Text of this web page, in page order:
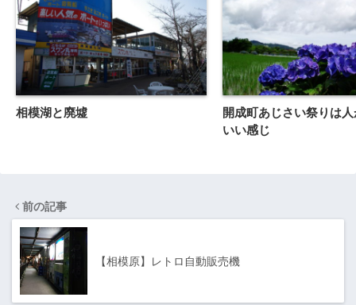
相模湖と廃墟
開成町あじさい祭りは
いい感じ
前の記事
【相模原】レトロ自動販売機